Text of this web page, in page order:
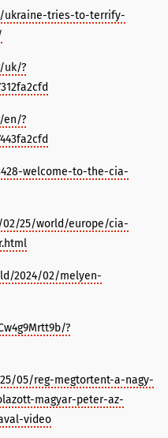
ukraine-tries-to-terrify-
uk/?
en/?
welcome-to-the-cia-
02/25/world/europe/cia-
2024/02/melyen-
?
05/reg-megtortent-a-nagy-
magyar-peter-az-
video